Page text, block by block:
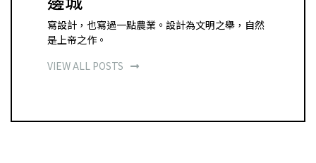
寫設計，也寫過一點農業。設計為文明之舉，自然
是上帝之作。
VIEW ALL POSTS